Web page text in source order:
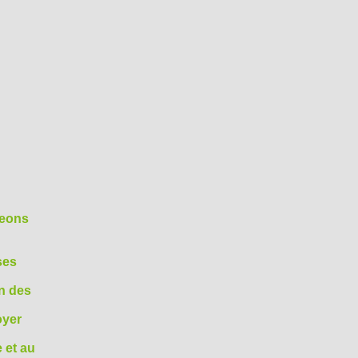
des
et au